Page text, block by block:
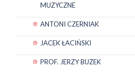
MUZYCZNE
ANTONI CZERNIAK
JACEK ŁACIŃSKI
PROF. JERZY BUZEK